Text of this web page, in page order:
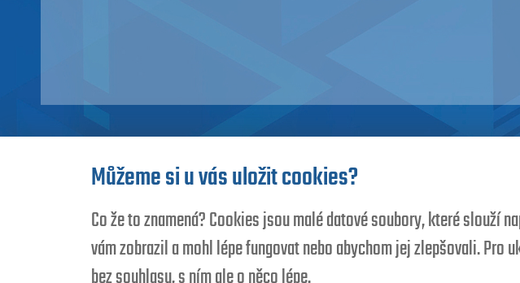
Můžeme si u vás uložit cookies?
Co že to znamená? Cookies jsou malé datové soubory, které slouží
vám zobrazil a mohl lépe fungovat nebo abychom jej zlepšovali. Pro